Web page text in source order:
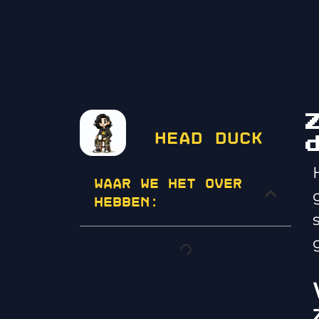
Head Duck
Waar we het over
hebben: